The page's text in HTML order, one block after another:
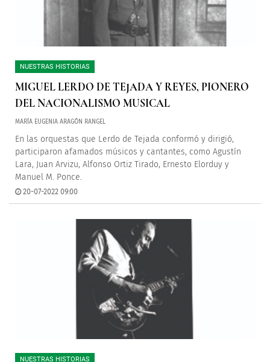
NUESTRAS HISTORIAS
MIGUEL LERDO DE TEJADA Y REYES, PIONERO
DEL NACIONALISMO MUSICAL
MARÍA EUGENIA ARAGÓN RANGEL
En las orquestas que Lerdo de Tejada conformó y dirigió,
participaron afamados músicos y cantantes, como Agustín
Lara, Juan Arvizu, Alfonso Ortiz Tirado, Ernesto Elorduy y
Manuel M. Ponce.
20-07-2022 09:00
NUESTRAS HISTORIAS